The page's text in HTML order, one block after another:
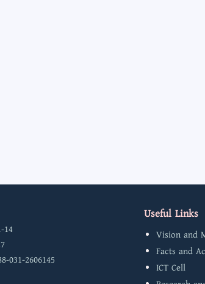
14
031-2606145
Useful Links
Vision and
Facts and
ICT Cell